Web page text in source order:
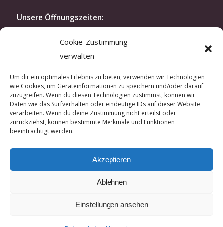
Cookie-Zustimmung
verwalten
Um dir ein optimales Erlebnis zu bieten, verwenden wir Technologien
wie Cookies, um Geräteinformationen zu speichern und/oder darauf
zuzugreifen. Wenn du diesen Technologien zustimmst, können wir
Daten wie das Surfverhalten oder eindeutige IDs auf dieser Website
verarbeiten. Wenn du deine Zustimmung nicht erteilst oder
zurückziehst, können bestimmte Merkmale und Funktionen
beeinträchtigt werden.
Akzeptieren
Ablehnen
Einstellungen ansehen
Unsere Öffnungszeiten:
Samstag: 11.30-16 Uhr
oder nach Vereinbarung
Modenschau:
Zweimal im Jahr laden wir exklusiv unsere Kunden
und Kundinnen zu unserer Modenschau ein. In der
kreativen Atmosphäre unseres Ateliers lassen sich
hautnah unsere aktuellen Kreationen erleben.
sprechen Sie uns gerne an.